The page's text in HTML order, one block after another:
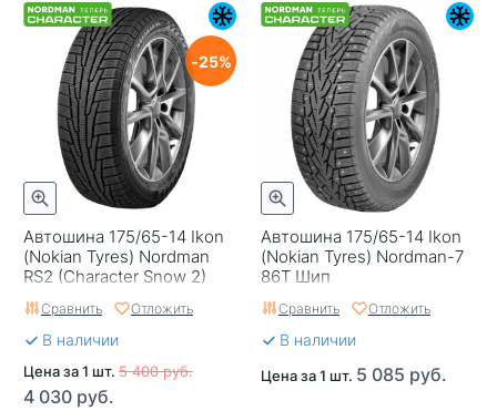
Автошина 175/65-14 Ikon
(Nokian Tyrеs) Nordman
RS2 (Character Snow 2)
86R
25
Сравнить Отложить
В наличии
Цена за 1 шт. 5 400 руб.
4 030 руб.
Автошина 175/65-14 Ikon
(Nokian Tyrеs) Nordman-7
86T Шип
Сравнить Отложить
В наличии
Цена за 1 шт. 5 085 руб.